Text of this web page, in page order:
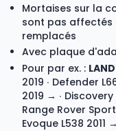
Mortaises sur la
sont pas affectés
remplacés
Avec plaque
Pour par ex. :
2019 ∙ Defender
2019 → ∙
Range Rover
Evoque L538 2011